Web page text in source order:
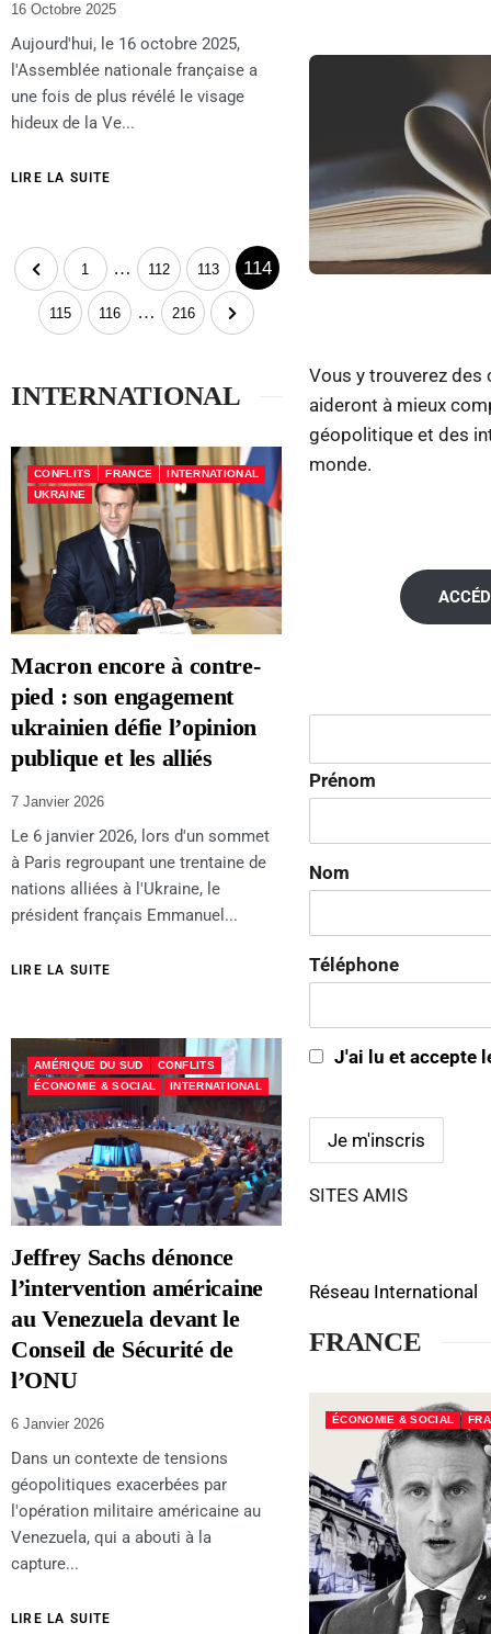
16 Octobre 2025
Aujourd'hui, le 16 octobre 2025,
l'Assemblée nationale française a
une fois de plus révélé le visage
hideux de la Ve...
LIRE LA SUITE
1 … 112 113 114
115 116 … 216
INTERNATIONAL
CONFLITS FRANCE
INTERNATIONAL
UKRAINE
Macron encore à contre-
pied : son engagement
ukrainien défie l’opinion
publique et les alliés
7 Janvier 2026
Le 6 janvier 2026, lors d'un sommet
à Paris regroupant une trentaine de
nations alliées à l'Ukraine, le
président français Emmanuel...
LIRE LA SUITE
AMÉRIQUE DU SUD
CONFLITS
ÉCONOMIE & SOCIAL
INTERNATIONAL
Jeffrey Sachs dénonce
l’intervention américaine
au Venezuela devant le
Conseil de Sécurité de
l’ONU
6 Janvier 2026
Dans un contexte de tensions
géopolitiques exacerbées par
l'opération militaire américaine au
Venezuela, qui a abouti à la
capture...
LIRE LA SUITE
Vous y trouverez des
aideront à mieux
géopolitique et des
monde.
Prénom
Nom
Téléphone
J'ai lu et accepte
SITES AMIS
Réseau International
FRANCE
ÉCONOMIE & SOCIAL